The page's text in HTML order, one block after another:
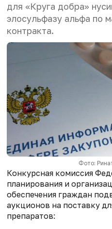
для «Круга добра»
элосульфазу альфа по
контракта.
Фото:
Конкурсная комиссия
планирования и
обеспечения граждан
аукционов на поставку
препаратов: